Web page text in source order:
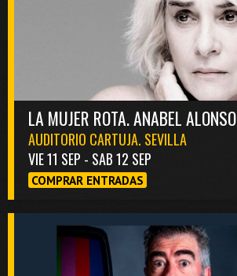
LA MUJER ROTA. ANABEL ALONSO
AUDITORIO CARTUJA. SEVILLA
VIE 11 SEP - SAB 12 SEP
COMPRAR ENTRADAS